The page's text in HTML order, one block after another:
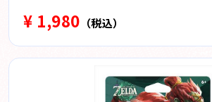
¥ 1,980 （税込）